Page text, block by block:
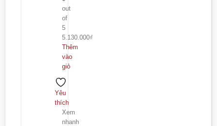
out
of
5
5.130.000₫
Thêm
vào
giỏ
Yêu
thích
Xem
nhanh